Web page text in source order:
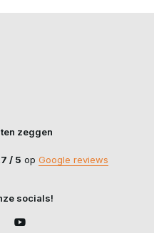
zeggen
/ 5 op Google reviews
socials!